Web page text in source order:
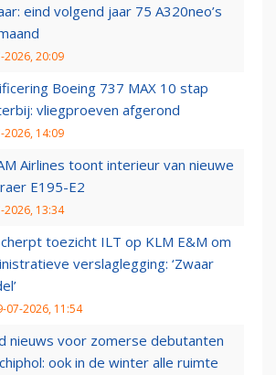
eind volgend jaar 75 A320neo’s
2026, 20:09
Boeing 737 MAX 10 stap
vliegproeven afgerond
2026, 14:09
Airlines toont interieur van nieuwe
E195-E2
2026, 13:34
toezicht ILT op KLM E&M om
verslaglegging: ‘Zwaar
07-2026, 11:54
nieuws voor zomerse debutanten
ook in de winter alle ruimte